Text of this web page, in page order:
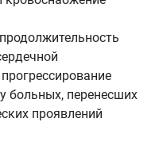
больных, перенесших
проявлений